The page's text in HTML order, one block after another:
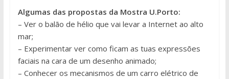
Algumas das propostas da Mostra U.Porto:
– Ver o balão de hélio que vai levar a Internet ao alto
mar;
– Experimentar ver como ficam as tuas expressões
faciais na cara de um desenho animado;
– Conhecer os mecanismos de um carro elétrico de